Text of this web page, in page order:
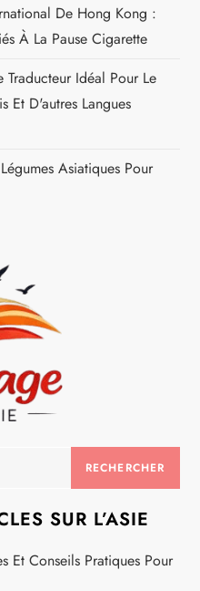
De Hong Kong :
À La Pause Cigarette
Idéal Pour Le
Et D'autres Langues
Asiatiques Pour
SUR L’ASIE
Et Conseils Pratiques Pour